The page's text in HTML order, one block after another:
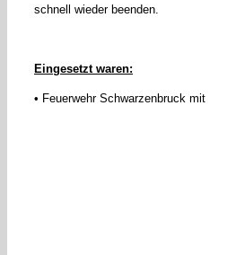
schnell wieder beenden.
Eingesetzt waren:
• Feuerwehr Schwarzenbruck mit